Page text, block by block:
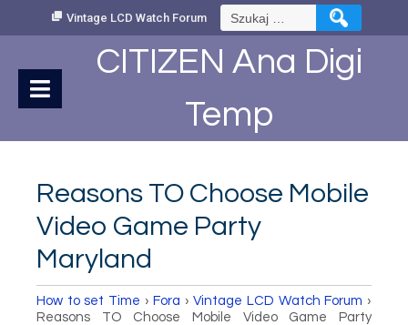
Vintage LCD Watch Forum Szukaj:
CITIZEN Ana Digi
Temp
Reasons TO Choose Mobile
Video Game Party
Maryland
How to set Time › Fora › Vintage LCD Watch Forum ›
Reasons TO Choose Mobile Video Game Party